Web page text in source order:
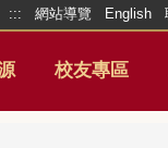
校友專區
::: 網站導覽 English